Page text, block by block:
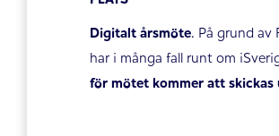
Digitalt årsmöte. På grund
har i många fall runt om
för mötet kommer att